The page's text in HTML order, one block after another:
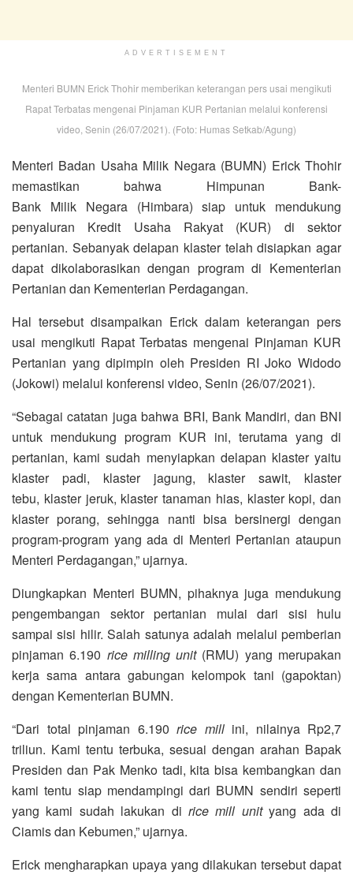
ADVERTISEMENT
Menteri BUMN Erick Thohir memberikan keterangan pers usai mengikuti
Rapat Terbatas mengenai Pinjaman KUR Pertanian melalui konferensi
video, Senin (26/07/2021). (Foto: Humas Setkab/Agung)
Menteri Badan Usaha Milik Negara (BUMN) Erick Thohir
memastikan bahwa Himpunan Bank-
Bank Milik Negara (Himbara) siap untuk mendukung
penyaluran Kredit Usaha Rakyat (KUR) di sektor
pertanian. Sebanyak delapan klaster telah disiapkan agar
dapat dikolaborasikan dengan program di Kementerian
Pertanian dan Kementerian Perdagangan.
Hal tersebut disampaikan Erick dalam keterangan pers
usai mengikuti Rapat Terbatas mengenai Pinjaman KUR
Pertanian yang dipimpin oleh Presiden RI Joko Widodo
(Jokowi) melalui konferensi video, Senin (26/07/2021).
“Sebagai catatan juga bahwa BRI, Bank Mandiri, dan BNI
untuk mendukung program KUR ini, terutama yang di
pertanian, kami sudah menyiapkan delapan klasteryaitu
klaster padi, klaster jagung, klaster sawit,
klaster
tebu, klaster jeruk, klaster tanaman hias, klaster kopi, dan
klasterporang, sehingga nanti bisa bersinergi dengan
program-program yang ada di Menteri Pertanian ataupun
Menteri Perdagangan,” ujarnya.
Diungkapkan Menteri BUMN, pihaknya juga mendukung
pengembangan sektor pertanian mulai dari sisi hulu
sampai sisi hilir. Salah satunya adalah melalui pemberian
pinjaman 6.190 rice milling unit(RMU) yang merupakan
kerja sama antara gabungan kelompok tani (gapoktan)
dengan Kementerian BUMN.
“Dari total pinjaman 6.190 rice millini, nilainya Rp2,7
triliun. Kami tentu terbuka, sesuai dengan arahan Bapak
Presiden dan Pak Menko tadi, kita bisa kembangkan dan
kami tentu siap mendampingi dari BUMN sendiri seperti
yang kami sudah lakukan di rice mill unityang ada di
Ciamis dan Kebumen,” ujarnya.
Erick mengharapkan upaya yang dilakukan tersebut dapat